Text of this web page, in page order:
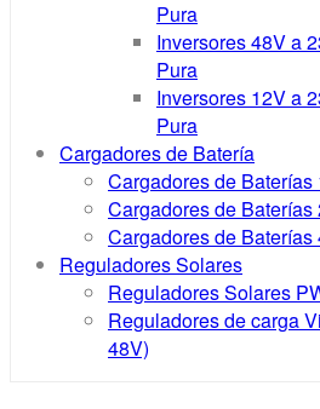
Pura
Inversores 48V a
Pura
Inversores 12V a
Pura
Cargadores de Batería
Cargadores de Baterías
Cargadores de Baterías
Cargadores de Baterías
Reguladores Solares
Reguladores Solares
Reguladores de carga
48V)